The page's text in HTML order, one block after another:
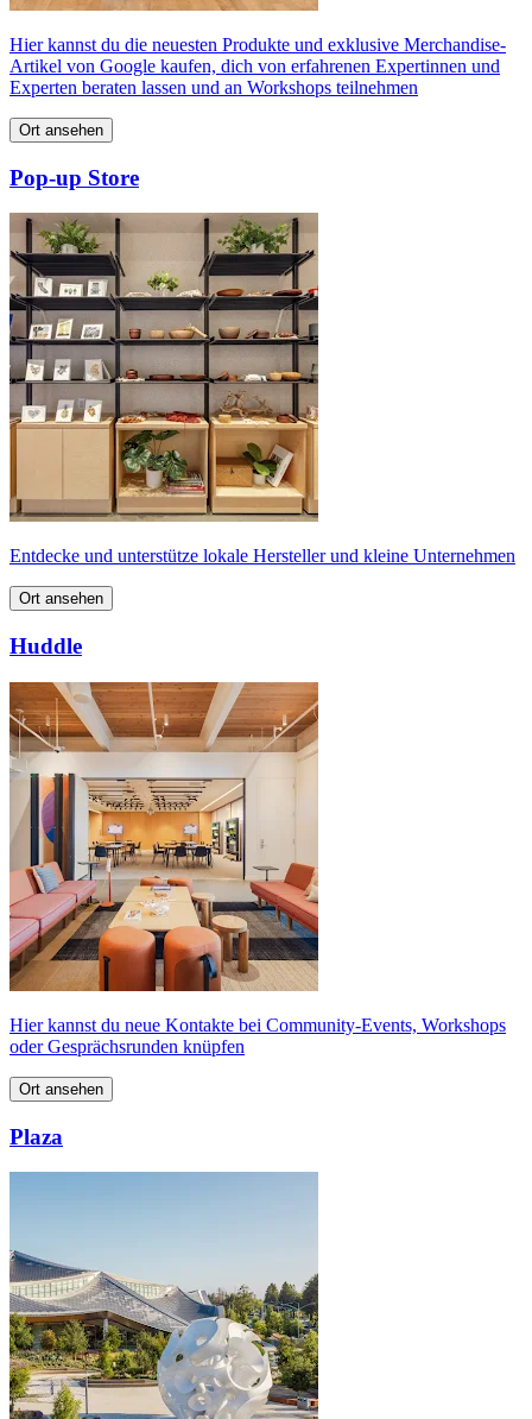
Hier kannst du die neuesten Produkte und exklusive Merchandise-
Artikel von Google kaufen, dich von erfahrenen Expertinnen und
Experten beraten lassen und an Workshops teilnehmen
Ort ansehen
Pop‑up Store
Entdecke und unterstütze lokale Hersteller und kleine Unternehmen
Ort ansehen
Huddle
Hier kannst du neue Kontakte bei Community-Events, Workshops
oder Gesprächsrunden knüpfen
Ort ansehen
Plaza